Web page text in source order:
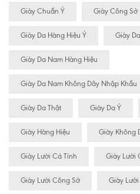
Giày Chuẩn Ý Giày Công Sở
Giày Da Hàng Hiệu Ý Giày
Giày Da Nam Hàng Hiệu
Giày Da Nam Không Dây Nhập Khẩu
Giày Da Thật Giày Da Ý
Giày Hàng Hiệu Giày Không
Giày Lười Cá Tính Giày Lười
Giày Lười Công Sở Giày Lười